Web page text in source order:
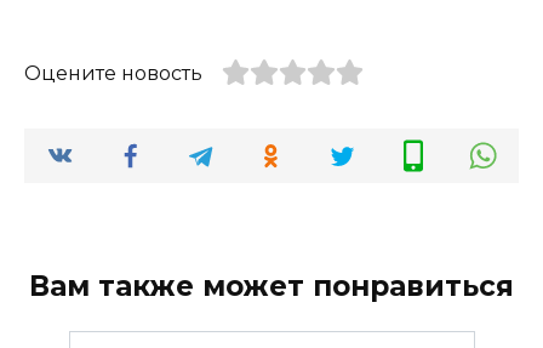
Оцените новость
Вам также может понравиться